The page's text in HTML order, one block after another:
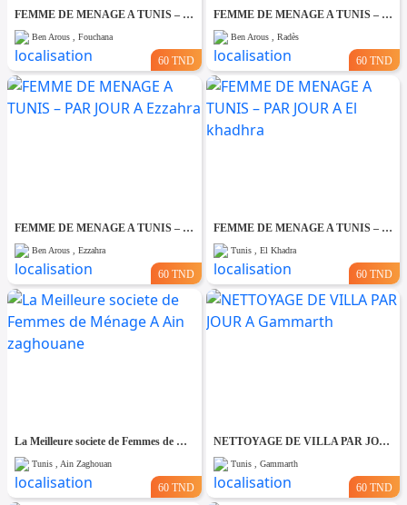
FEMME DE MENAGE A TUNIS – PAR JOUR A Fouchana
Ben Arous , Fouchana
60 TND
FEMME DE MENAGE A TUNIS – PAR JOUR A Rades
Ben Arous , Radès
60 TND
FEMME DE MENAGE A TUNIS – PAR JOUR A Ezzahra
Ben Arous , Ezzahra
60 TND
FEMME DE MENAGE A TUNIS – PAR JOUR A El khadhra
Tunis , El Khadra
60 TND
La Meilleure societe de Femmes de Ménage A Ain zaghouane
Tunis , Ain Zaghouan
60 TND
NETTOYAGE DE VILLA PAR JOUR A Gammarth
Tunis , Gammarth
60 TND